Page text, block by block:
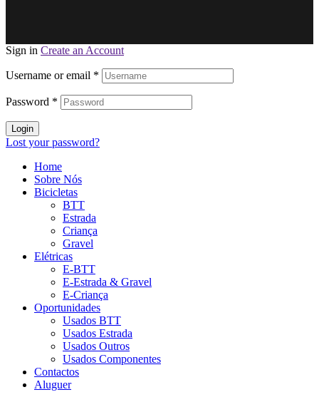
Sign in Create an Account
Username or email *
Password *
Login
Lost your password?
Home
Sobre Nós
Bicicletas
BTT
Estrada
Criança
Gravel
Elétricas
E-BTT
E-Estrada & Gravel
E-Criança
Oportunidades
Usados BTT
Usados Estrada
Usados Outros
Usados Componentes
Contactos
Aluguer